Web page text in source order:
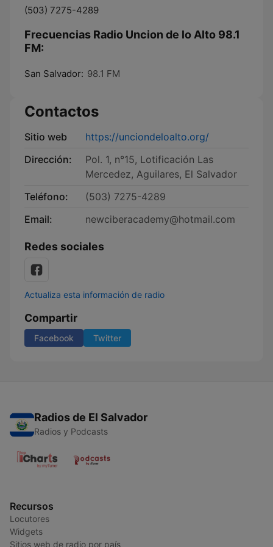
(503) 7275-4289
Frecuencias Radio Uncion de lo Alto 98.1
FM:
San Salvador: 98.1 FM
Contactos
Sitio web
https://unciondeloalto.org/
Dirección:
Pol. 1, n°15, Lotificación Las
Mercedez, Aguilares, El Salvador
Teléfono:
(503) 7275-4289
Email:
newciberacademy@hotmail.com
Redes sociales
Actualiza esta información de radio
Compartir
Facebook Twitter
Radios de El Salvador
Radios y Podcasts
Recursos
Locutores
Widgets
Sitios web de radio por país